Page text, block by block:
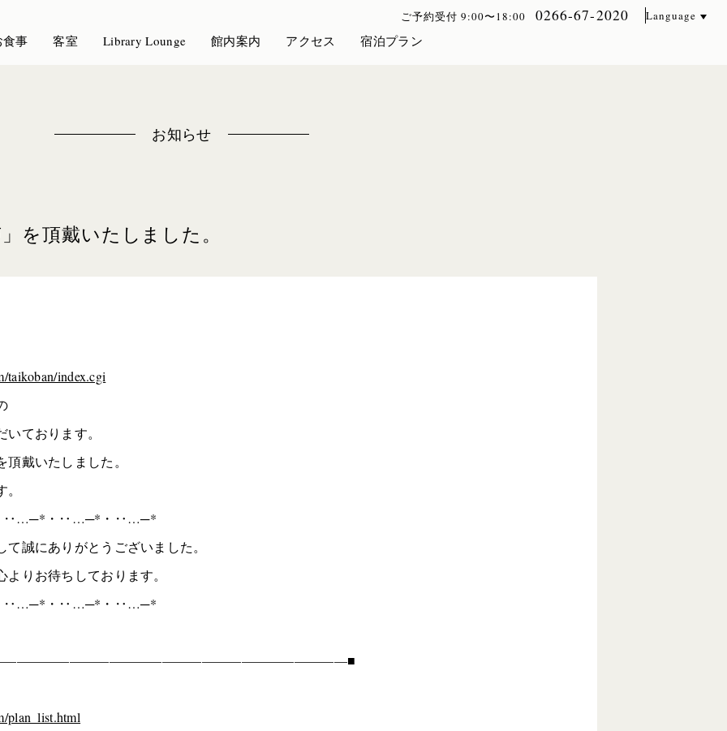
ご予約受付 9:00〜18:00 0266-67-2020 Language
食事 客室 Library Lounge 館内案内 アクセス 宿泊プラン
お知らせ
を頂戴いたしました。
taikoban/index.cgi
ております。
戴いたしました。
‥…─*・‥…─*・‥…─*
誠にありがとうございました。
りお待ちしております。
‥…─*・‥…─*・‥…─*
plan_list.html